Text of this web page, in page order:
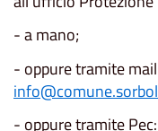
- a mano;
- oppure tramite
- oppure tramite Pec: